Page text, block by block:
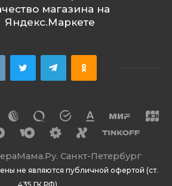
Санкт-Петербург
не являются публичной офертой (ст.